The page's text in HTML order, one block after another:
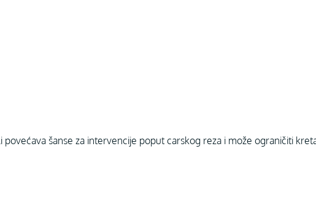
šanse za intervencije poput carskog reza i može ograničiti